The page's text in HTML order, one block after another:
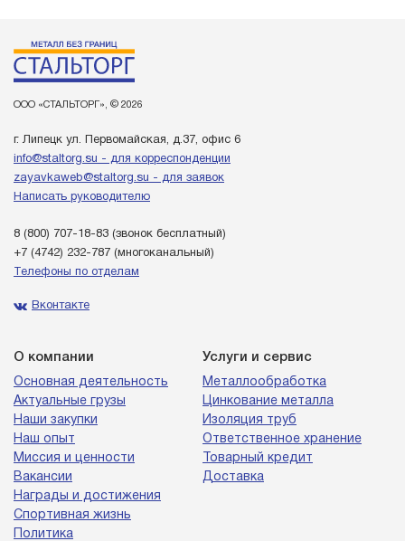
ООО «СТАЛЬТОРГ», © 2026
г. Липецк ул. Первомайская, д.37, офис 6
info@staltorg.su - для корреспонденции
zayavkaweb@staltorg.su - для заявок
Написать руководителю
8 (800) 707-18-83 (звонок бесплатный)
+7 (4742) 232-787 (многоканальный)
Телефоны по отделам
Вконтакте
О компании
Основная деятельность
Актуальные грузы
Наши закупки
Наш опыт
Миссия и ценности
Вакансии
Награды и достижения
Спортивная жизнь
Политика
Услуги и сервис
Металлообработка
Цинкование металла
Изоляция труб
Ответственное хранение
Товарный кредит
Доставка